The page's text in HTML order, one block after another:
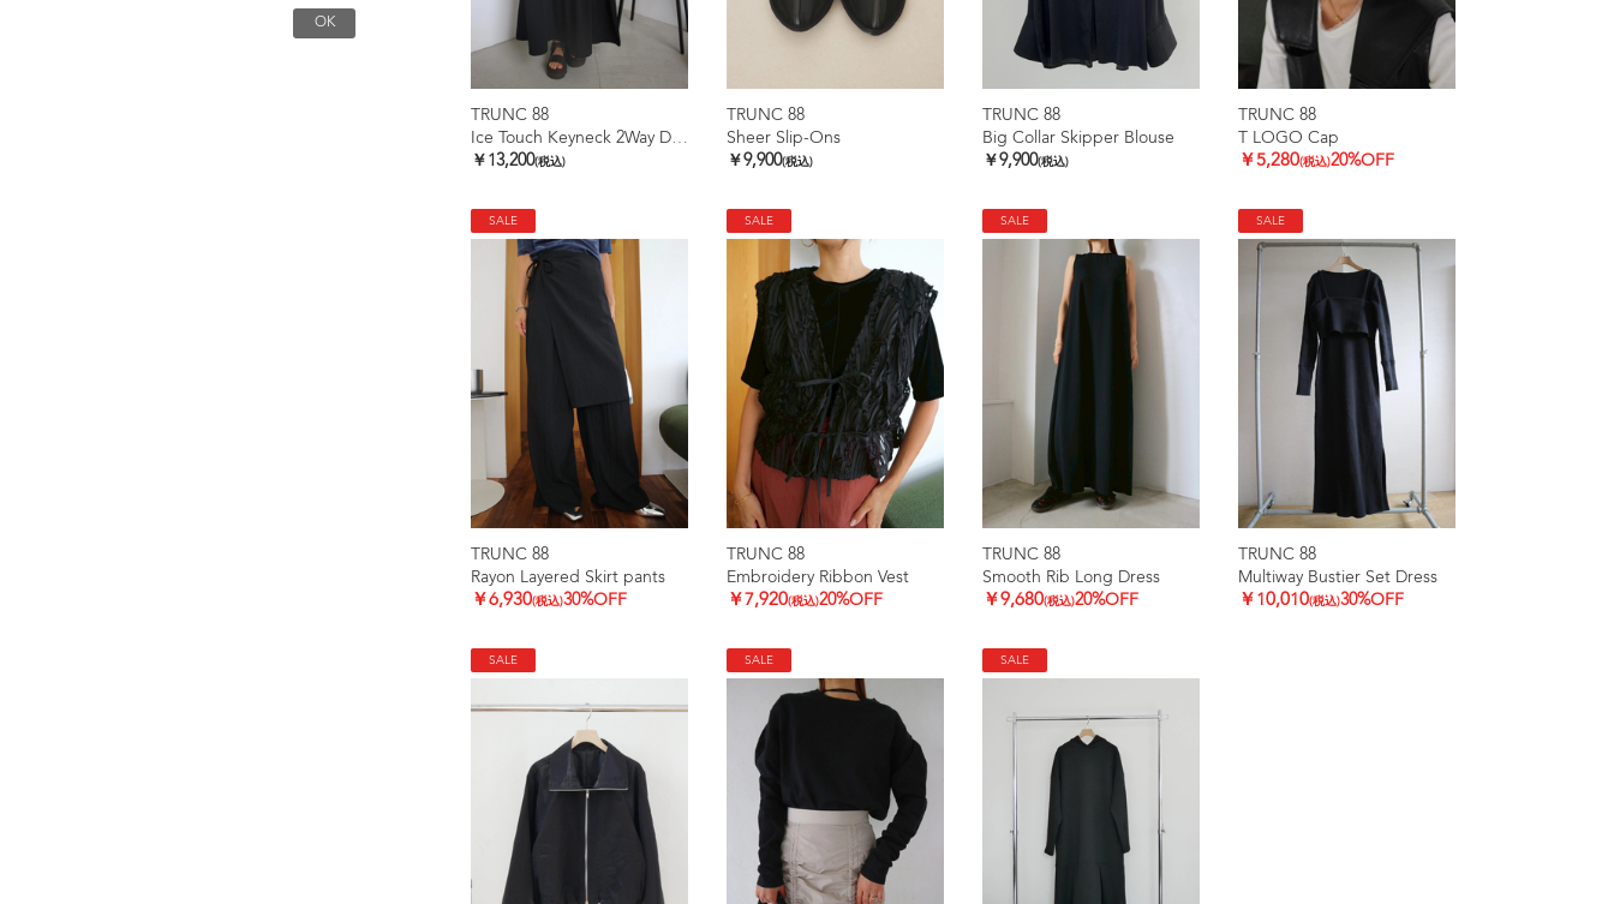
TRUNC 88
Ice Touch Keyneck 2Way Dress
￥13,200(税込)
TRUNC 88
Sheer Slip-Ons
￥9,900(税込)
TRUNC 88
Big Collar Skipper Blouse
￥9,900(税込)
TRUNC 88
T LOGO Cap
￥5,280(税込)20%OFF
SALE
TRUNC 88
Rayon Layered Skirt pants
￥6,930(税込)30%OFF
SALE
TRUNC 88
Embroidery Ribbon Vest
￥7,920(税込)20%OFF
SALE
TRUNC 88
Smooth Rib Long Dress
￥9,680(税込)20%OFF
SALE
TRUNC 88
Multiway Bustier Set Dress
￥10,010(税込)30%OFF
SALE SALE SALE